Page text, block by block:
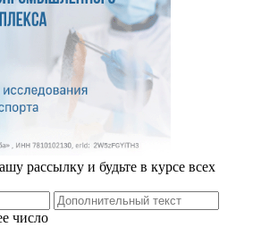
рассылку и будьте в курсе всех
число